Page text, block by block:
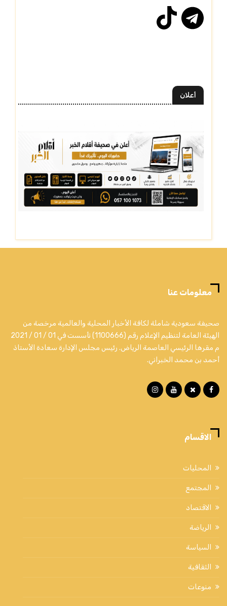
أعلان
معلومات عنا
صحيفة سعودية شاملة لكافة الأخبار المحلية والعالمية مرخصة من
الهيئة العامة لتنظيم الإعلام رقم (1100666) تأسست في 01 / 01 / 2021
م مقرها الرئيسي العاصمة الرياض. رئيس مجلس الإدارة سعادة الأستاذ
أحمد بن محمد الخبراني.
الاقسام
المحليات
المجتمع
الاقتصاد
الرياضة
السياسة
الثقافية
منوعات